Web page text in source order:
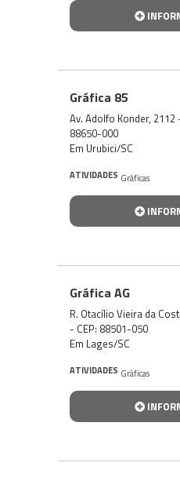
Gráfica 85
Av. Adolfo Konder,
88650-000
Em Urubici/SC
ATIVIDADES Gráficas
Gráfica AG
R. Otacílio Vieira da
- CEP: 88501-050
Em Lages/SC
ATIVIDADES Gráficas